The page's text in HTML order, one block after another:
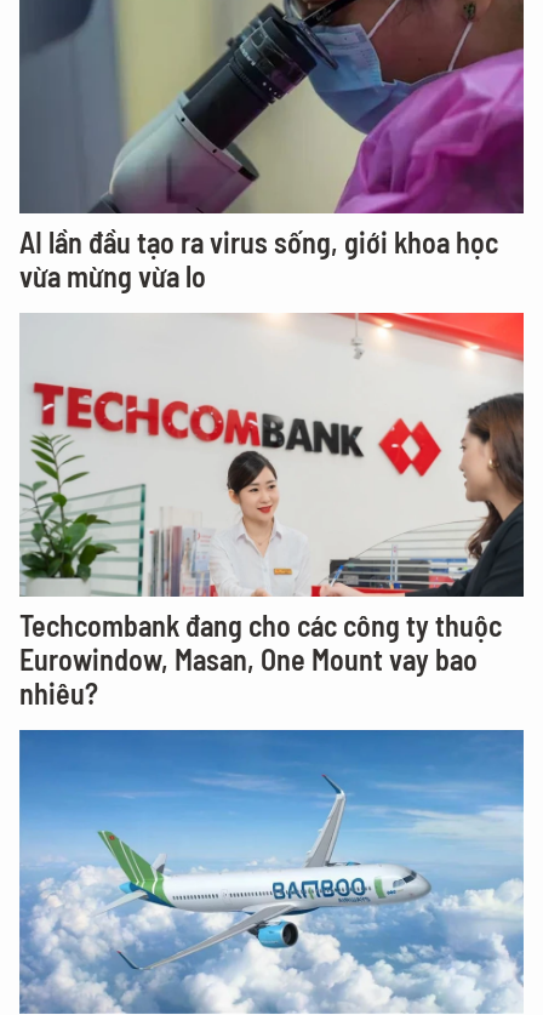
AI lần đầu tạo ra virus sống, giới khoa học
vừa mừng vừa lo
Techcombank đang cho các công ty thuộc
Eurowindow, Masan, One Mount vay bao
nhiêu?